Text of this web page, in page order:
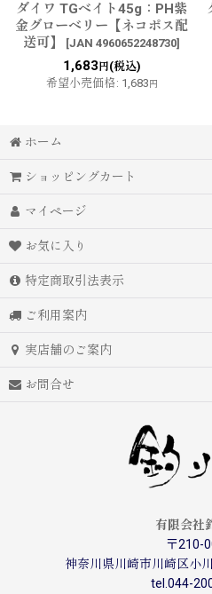
ダイワ TGベイト45g：PH紫
金グローベリー【ネコポス配
送可】
[JAN 4960652248730]
1,683 円(税込)
希望小売価格: 1,683 円
ホーム
ショッピングカート
マイページ
お気に入り
特定商取引法表示
ご利用案内
実店舗のご案内
お問合せ
有限会社
〒210-
神奈川県川崎市川崎区小
tel.044-